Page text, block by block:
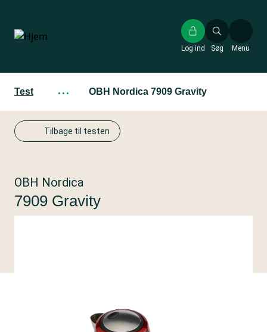
hovedindhold
Søg
Log ind Menu
Test ··· OBH Nordica 7909 Gravity
Tilbage til testen
OBH Nordica
7909 Gravity